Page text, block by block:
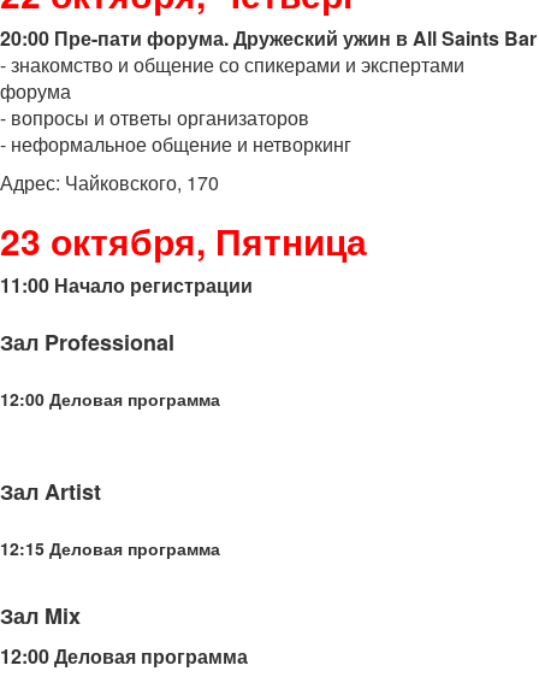
20:00 Пре-пати форума. Дружеский ужин в All Saints Bar
- знакомство и общение со спикерами и экспертами
форума
- вопросы и ответы организаторов
- неформальное общение и нетворкинг
Адрес: Чайковского, 170
23 октября, Пятница
11:00 Начало регистрации
Зал Professional
12:00 Деловая программа
Зал Artist
12:15 Деловая программа
Зал Mix
12:00 Деловая программа